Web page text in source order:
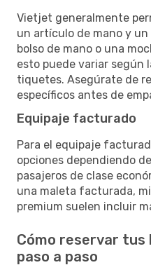
Vietjet generalmente
un artículo de mano y
bolso de mano o una
esto puede variar según
tiquetes. Asegúrate de
específicos antes de
Equipaje facturado
Para el equipaje
opciones dependiendo
pasajeros de clase
una maleta facturada,
premium suelen incluir
Cómo reservar
paso a paso